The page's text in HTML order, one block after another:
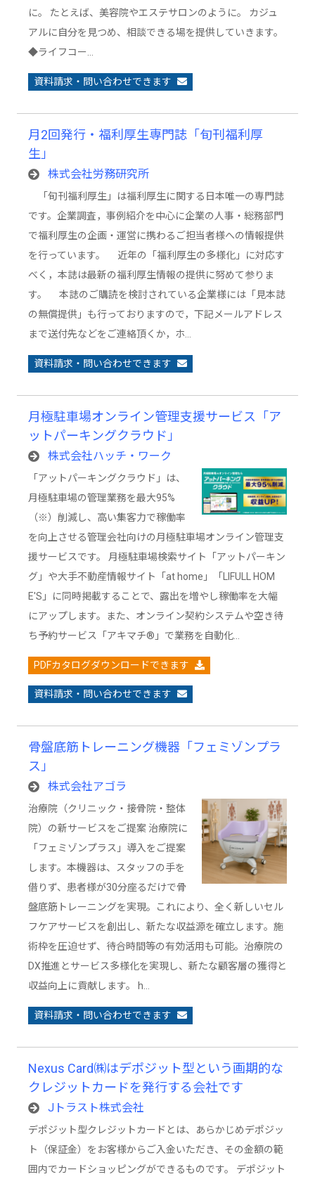
に。 たとえば、美容院やエステサロンのように。 カジュ
アルに自分を見つめ、相談できる場を提供していきます。
◆ライフコー…
資料請求・問い合わせできます
月2回発行・福利厚生専門誌「旬刊福利厚
生」
株式会社労務研究所
「旬刊福利厚生」は福利厚生に関する日本唯一の専門誌
です。企業調査，事例紹介を中心に企業の人事・総務部門
で福利厚生の企画・運営に携わるご担当者様への情報提供
を行っています。 近年の「福利厚生の多様化」に対応す
べく，本誌は最新の福利厚生情報の提供に努めて参りま
す。 本誌のご購読を検討されている企業様には「見本誌
の無償提供」も行っておりますので，下記メールアドレス
まで送付先などをご連絡頂くか，ホ…
資料請求・問い合わせできます
月極駐車場オンライン管理支援サービス「ア
ットパーキングクラウド」
株式会社ハッチ・ワーク
「アットパーキングクラウド」は、
月極駐車場の管理業務を最大95%
（※）削減し、高い集客力で稼働率
を向上させる管理会社向けの月極駐車場オンライン管理支
援サービスです。 月極駐車場検索サイト「アットパーキン
グ」や大手不動産情報サイト「at home」「LIFULL HOM
E'S」に同時掲載することで、露出を増やし稼働率を大幅
にアップします。また、オンライン契約システムや空き待
ち予約サービス「アキマチ®」で業務を自動化…
PDFカタログダウンロードできます
資料請求・問い合わせできます
骨盤底筋トレーニング機器「フェミゾンプラ
ス」
株式会社アゴラ
治療院（クリニック・接骨院・整体
院）の新サービスをご提案 治療院に
「フェミゾンプラス」導入をご提案
します。本機器は、スタッフの手を
借りず、患者様が30分座るだけで骨
盤底筋トレーニングを実現。これにより、全く新しいセル
フケアサービスを創出し、新たな収益源を確立します。施
術枠を圧迫せず、待合時間等の有効活用も可能。治療院の
DX推進とサービス多様化を実現し、新たな顧客層の獲得と
収益向上に貢献します。 h…
資料請求・問い合わせできます
Nexus Card㈱はデポジット型という画期的な
クレジットカードを発行する会社です
Jトラスト株式会社
デポジット型クレジットカードとは、あらかじめデポジッ
ト（保証金）をお客様からご入金いただき、その金額の範
囲内でカードショッピングができるものです。 デポジット